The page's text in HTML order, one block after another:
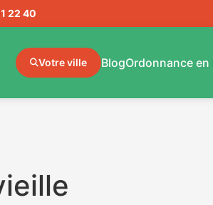
22 40
Votre ville BlogOrdonnance en